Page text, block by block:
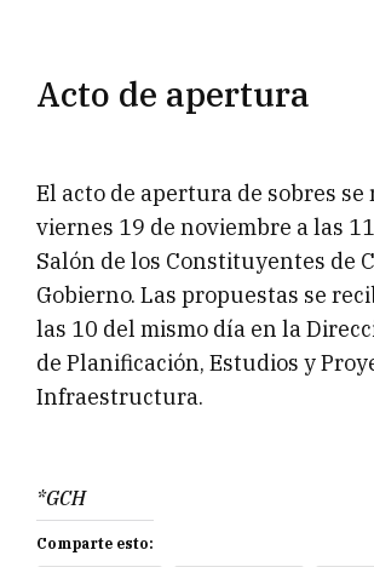
Acto de apertura
El acto de apertura de sobres se
viernes 19 de noviembre a las
Salón de los Constituyentes de
Gobierno. Las propuestas se
las 10 del mismo día en la
de Planificación, Estudios y
Infraestructura.
*GCH
Comparte esto: